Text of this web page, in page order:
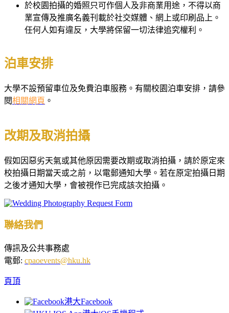
於校園拍攝的婚照只可作個人及非商業用途，不得以商
業宣傳及推廣名義刊載於社交媒體、網上或印刷品上。
任何人如有違反，大學將保留一切法律追究權利。
泊車安排
大學不設預留車位及免費泊車服務。有關校園泊車安排，請參
閱相關網頁 。
改期及取消拍攝
假如因惡劣天氣或其他原因需要改期或取消拍攝，請於原定來
校拍攝日期當天或之前，以電郵通知大學。若在原定拍攝日期
之後才通知大學，會被視作已完成該次拍攝。
聯絡我們
傳訊及公共事務處
電郵: cpaoevents@hku.hk
頁頂
港大Facebook